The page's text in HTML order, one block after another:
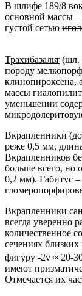
В шлифе 189/8
основной массы –
густой сетью
——————–
Трахибазальт (шл.
породу
клинопироксена,
массы
уменьшении
Вкрапленники
реже 0,5 мм,
Вкрапленников
больше всего, но
0,2 мм). Габитус
Вкрапленники
всегда уверенно
количественное
сечениях
фигуру -2v ≈ 20-
имеют
Отмечается их